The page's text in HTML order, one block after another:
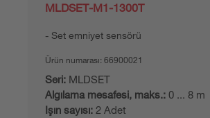
MLDSET-M1-1300T
Set emniyet sensörü
Ürün numarası: 66900021
Seri: MLDSET
Algılama mesafesi, maks.: 0 ... 8 m
Işın sayısı: 2 Adet